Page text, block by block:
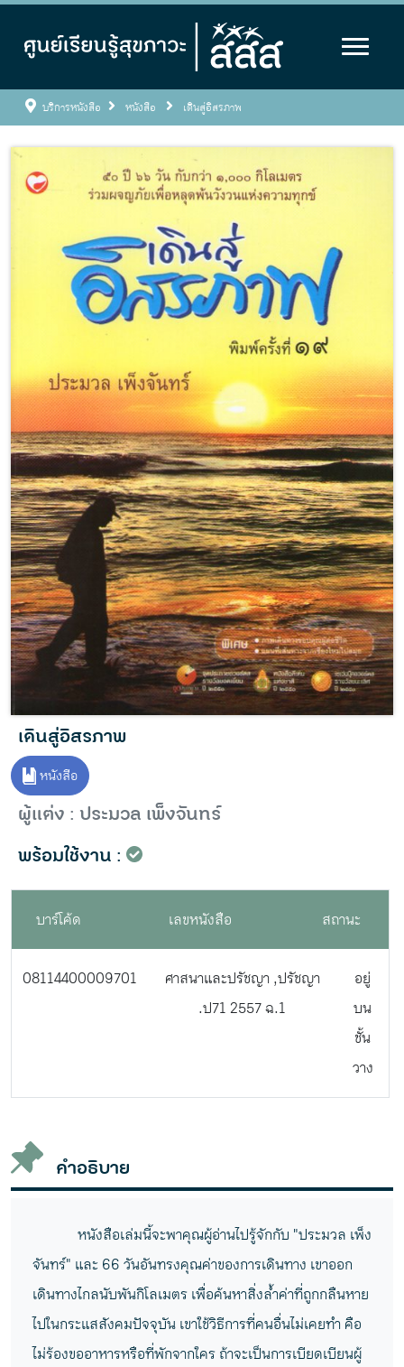
บริการหนังสือ หนังสือ เดินสู่อิสรภาพ
เดินสู่อิสรภาพ
หนังสือ
ผู้แต่ง : ประมวล เพ็งจันทร์
พร้อมใช้งาน :
บาร์โค้ด เลขหนังสือ สถานะ
08114400009701
ศาสนาและปรัชญา ,ปรัชญา
.ป71 2557 ฉ.1
อยู่
บน
ชั้น
วาง
คำอธิบาย
หนังสือเล่มนี้จะพาคุณผู้อ่านไปรู้จักกับ "ประมวล เพ็ง
จันทร์" และ 66 วันอันทรงคุณค่าของการเดินทาง เขาออก
เดินทางไกลนับพันกิโลเมตร เพื่อค้นหาสิ่งล้ำค่าที่ถูกกลืนหาย
ไปในกระแสสังคมปัจจุบัน เขาใช้วิธีการที่คนอื่นไม่เคยทำ คือ
ไม่ร้องขออาหารหรือที่พักจากใคร ถ้าจะเป็นการเบียดเบียนผู้